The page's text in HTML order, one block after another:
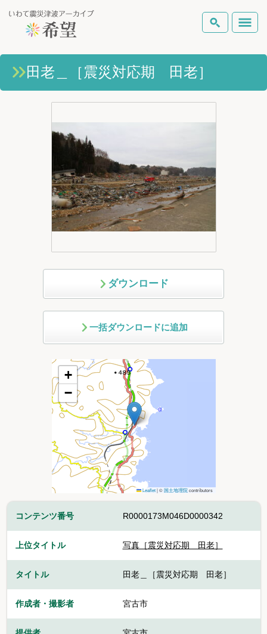
いわて震災津波アーカイブとは
ピックアップコンテンツ
Foreign Laguage
田老＿［震災対応期 田老］
ダウンロード
一括ダウンロードに追加
+
−
Leaflet |©国土地理院contributors
コンテンツ番号 R0000173M046D0000342
上位タイトル 写真［震災対応期 田老］
タイトル 田老＿［震災対応期 田老］
作成者・撮影者 宮古市